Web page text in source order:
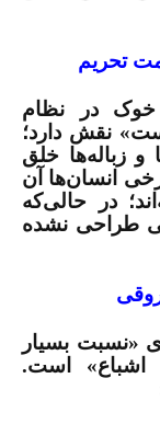
خوک در نظام
نقش دارد؛
و زباله‌ها خلق
انسان‌ها آن
در حالی‌که
طراحی نشده
«نسبت بسیار
اشباع» است.